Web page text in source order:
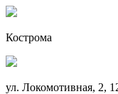
Кострома
ул. Локомотивная, 2,